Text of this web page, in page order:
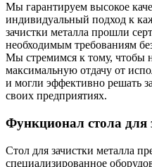
Мы гарантируем высокое
индивидуальный подход к
зачистки металла прошли
необходимым требованиям
Мы стремимся к тому, чтобы
максимальную отдачу от
и могли эффективно решать
своих предприятиях.
Функционал стола для
Стол для зачистки металла
специализированное